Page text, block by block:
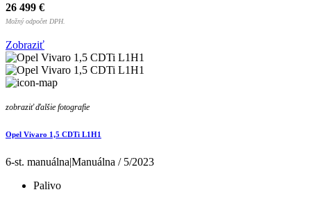
26 499 €
Možný odpočet DPH.
Zobraziť
zobraziť ďalšie fotografie
Opel Vivaro 1,5 CDTi L1H1
6-st. manuálna|Manuálna / 5/2023
Palivo